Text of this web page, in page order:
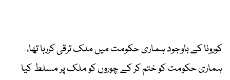
کورونا کے باوجود ہماری حکومت میں ملک ترقی کررہا تھا،
ہماری حکومت کو ختم کر کے چوروں کو ملک پر مسلط کیا